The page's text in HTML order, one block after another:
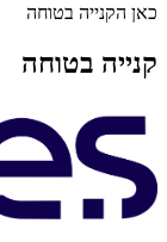
כאן הקנייה בטוחה
קנייה בטוחה